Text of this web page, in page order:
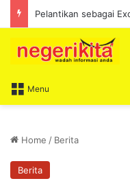
Menu
Home / Berita
Berita